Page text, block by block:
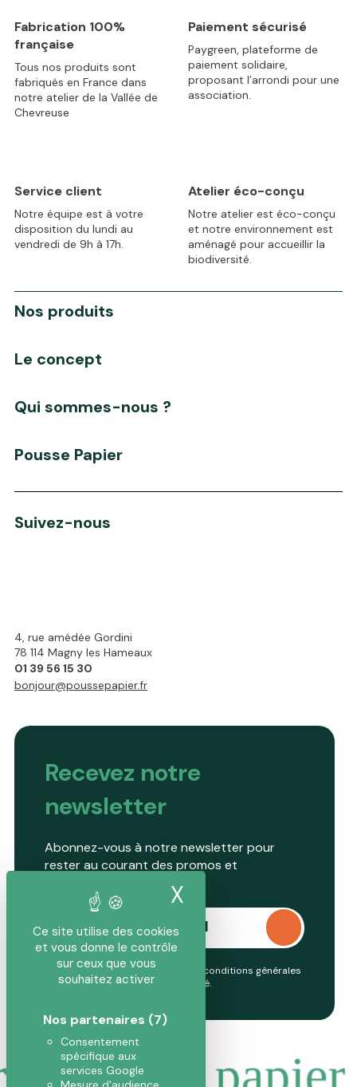
Ce site utilise des cookies
et vous donne le contrôle
sur ceux que vous
souhaitez activer
Nos partenaires (7)
Consentement
spécifique aux
services Google
X
Fabrication 100%
française
Tous nos produits sont
fabriqués en France dans
notre atelier de la Vallée de
Chevreuse
Paiement sécurisé
Paygreen, plateforme de
paiement solidaire,
proposant l’arrondi pour une
association.
Service client
Notre équipe est à votre
disposition du lundi au
vendredi de 9h à 17h.
Atelier éco-conçu
Notre atelier est éco-conçu
et notre environnement est
aménagé pour accueillir la
biodiversité.
4, rue amédée Gordini
78 114 Magny les Hameaux
01 39 56 15 30
bonjour@poussepapier.fr
Recevez notre
newsletter
Abonnez-vous à notre newsletter pour
rester au courant des promos et
En continuant, vous acceptez nos conditions générales
et notrepolitique de confidentialité.
Nos produits
Le concept
Qui sommes-nous ?
Pousse Papier
Suivez-nous
Pousse papier